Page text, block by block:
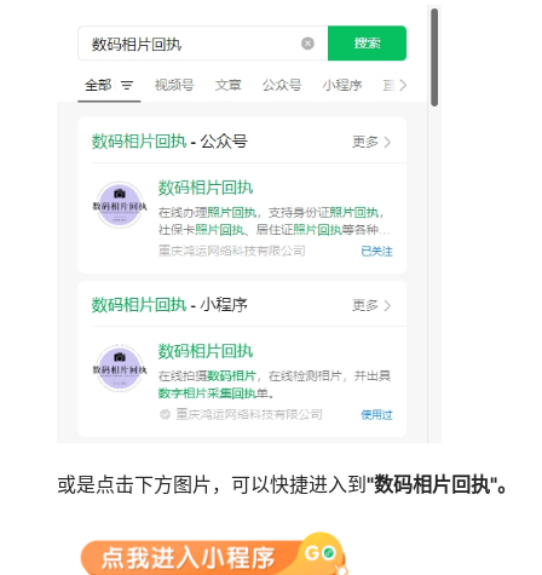
或是点击下方图片，可以快捷进入到 "数码相片回执"。